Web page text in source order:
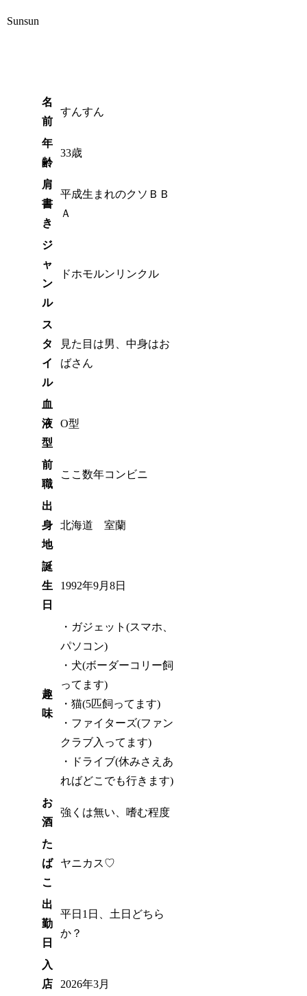
Sunsun
名
前
すんすん
年
齢
33歳
肩
書
き
平成生まれのクソＢＢ
Ａ
ジ
ャ
ン
ル
ドホモルンリンクル
ス
タ
イ
ル
見た目は男、中身はお
ばさん
血
液
型
O型
前
職
ここ数年コンビニ
出
身
地
北海道 室蘭
誕
生
日
1992年9月8日
趣
味
・ガジェット(スマホ、
パソコン)
・犬(ボーダーコリー飼
ってます)
・猫(5匹飼ってます)
・ファイターズ(ファン
クラブ入ってます)
・ドライブ(休みさえあ
ればどこでも行きます)
お
酒
強くは無い、嗜む程度
た
ば
こ
ヤニカス♡
出
勤
日
平日1日、土日どちら
か？
入
店
2026年3月